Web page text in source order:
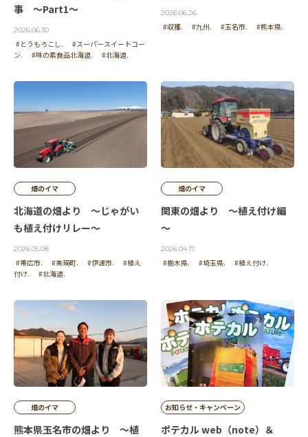
事 ～Part1～
2026.06.30
#とうもろこし.
#スーパースイートコー
ン.
#味の素食品北海道. #北海道.
2026.06.26
#収獲. #九州. #玉名市. #熊本県.
畑のイマ
北海道の畑より ～じゃがい
も植え付けリレー～
2026.05.08
#帯広市. #美瑛町. #伊達市.
#植え
付け.
#北海道.
畑のイマ
関東の畑より ～植え付け編
～
2026.04.17
#栃木県. #埼玉県. #植え付け.
畑のイマ
熊本県玉名市の畑より ～植
お知らせ・キャンペーン
ポテカル web（note）＆